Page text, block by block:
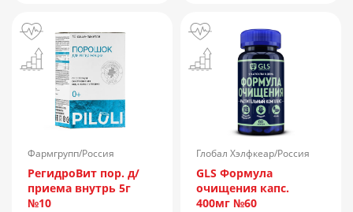
Фармгрупп/Россия
РегидроВит пор. д/
приема внутрь 5г
№10
Глобал Хэлфкеар/Россия
GLS Формула
очищения капс.
400мг №60